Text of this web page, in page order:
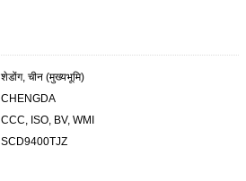
शेडोंग, चीन (मुख्यभूमि)
CHENGDA
CCC, ISO, BV, WMI
SCD9400TJZ